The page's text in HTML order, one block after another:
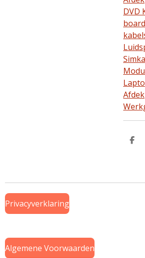
DVD
D
Privacyverklaring
Algemene Voorwaarden